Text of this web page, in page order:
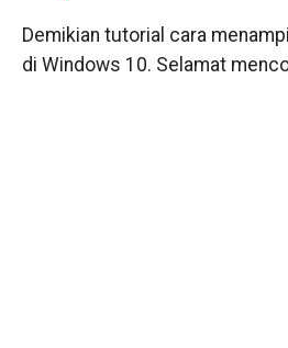
Demikian tutorial cara
di Windows 10. Selamat